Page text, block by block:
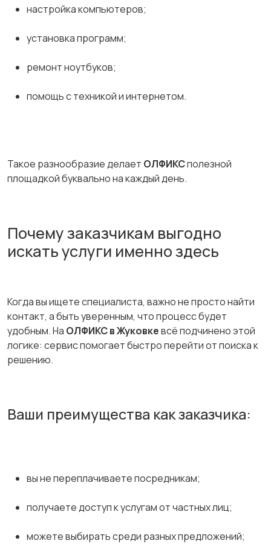
настройка компьютеров;
установка программ;
ремонт ноутбуков;
помощь с техникой и интернетом.
Такое разнообразие делает ОЛФИКСполезной
площадкой буквально на каждый день.
Почему заказчикам выгодно
искать услуги именно здесь
Когда вы ищете специалиста, важно не просто найти
контакт, а быть уверенным, что процесс будет
удобным. На ОЛФИКС в Жуковкевсё подчинено этой
логике: сервис помогает быстро перейти от поиска к
решению.
Ваши преимущества как заказчика:
вы не переплачиваете посредникам;
получаете доступ к услугам от частных лиц;
можете выбирать среди разных предложений;